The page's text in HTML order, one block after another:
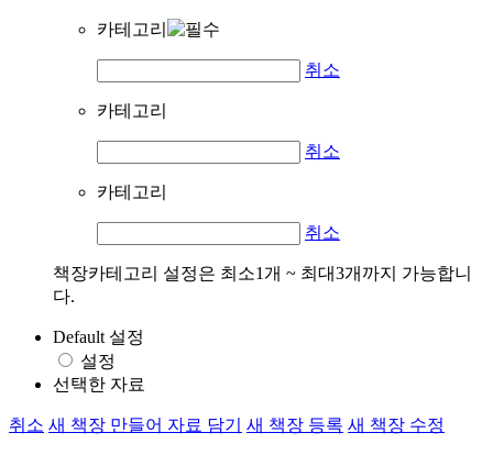
카테고리
취소
카테고리
취소
카테고리
취소
책장카테고리 설정은 최소1개 ~ 최대3개까지 가능합니
다.
Default 설정
설정
선택한 자료
취소 새 책장 만들어 자료 담기 새 책장 등록 새 책장 수정